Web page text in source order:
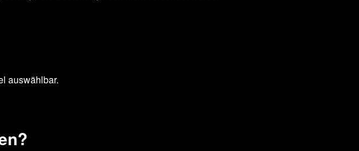
auswählbar.